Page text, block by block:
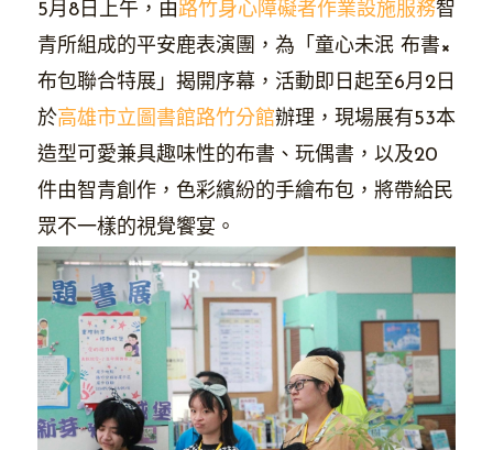
5月8日上午，由路竹身心障礙者作業設施服務智
青所組成的平安鹿表演團，為「童心未泯 布書×
布包聯合特展」揭開序幕，活動即日起至6月2日
於高雄市立圖書館路竹分館辦理，現場展有53本
造型可愛兼具趣味性的布書、玩偶書，以及20
件由智青創作，色彩繽紛的手繪布包，將帶給民
眾不一樣的視覺饗宴。